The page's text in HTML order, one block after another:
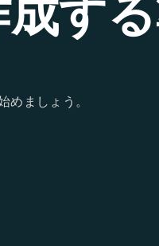
す
ましょう。